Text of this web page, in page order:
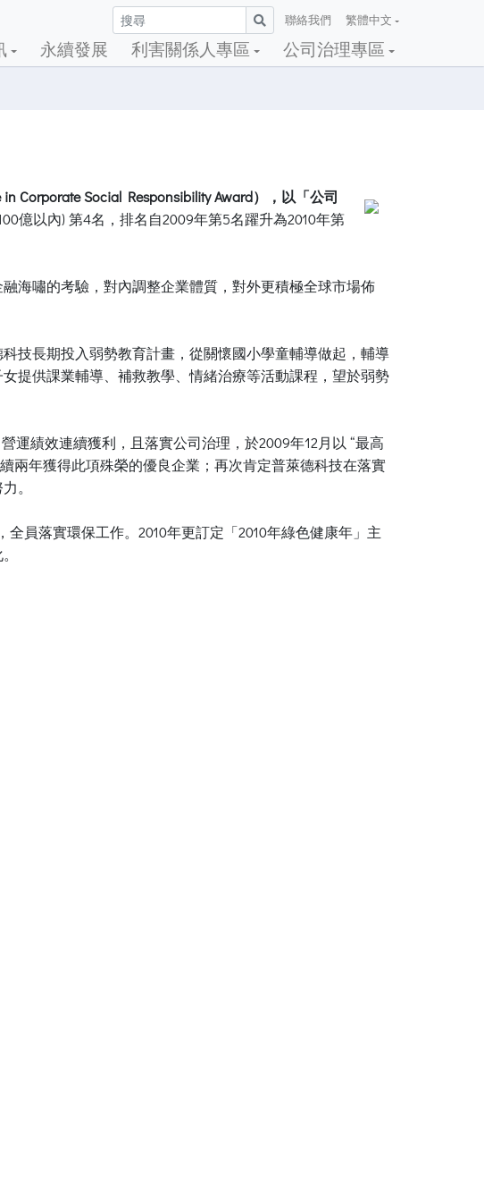
聯絡我們 繁體中文
永續發展 利害關係人專區 公司治理專區
in Corporate Social Responsibility Award），以「公司
億以內) 第4名，排名自2009年第5名躍升為2010年第
海嘯的考驗，對內調整企業體質，對外更積極全球市場佈
技長期投入弱勢教育計畫，從關懷國小學童輔導做起，輔導
提供課業輔導、補救教學、情緒治療等活動課程，望於弱勢
運績效連續獲利，且落實公司治理，於2009年12月以 “最高
兩年獲得此項殊榮的優良企業；再次肯定普萊德科技在落實
。
員落實環保工作。2010年更訂定「2010年綠色健康年」主